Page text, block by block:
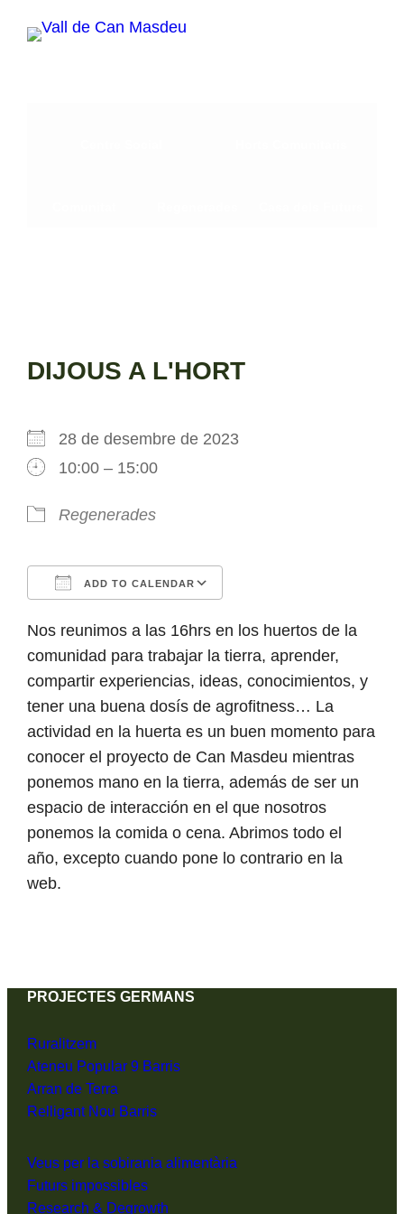
DIJOUS A L'HORT
28 de desembre de 2023
10:00 – 15:00
Regenerades
ADD TO CALENDAR
Download ICS Google Calendar
Nos reunimos a las 16hrs en los huertos de la
comunidad para trabajar la tierra, aprender,
compartir experiencias, ideas, conocimientos, y
tener una buena dosís de agrofitness… La
actividad en la huerta es un buen momento para
conocer el proyecto de Can Masdeu mientras
ponemos mano en la tierra, además de ser un
espacio de interacción en el que nosotros
ponemos la comida o cena. Abrimos todo el
año, excepto cuando pone lo contrario en la
web.
PROJECTES GERMANS
Ruralitzem
Ateneu Popular 9 Barris
Arran de Terra
Relligant Nou Barris
Veus per la sobirania alimentària
Futurs impossibles
Research & Degrowth